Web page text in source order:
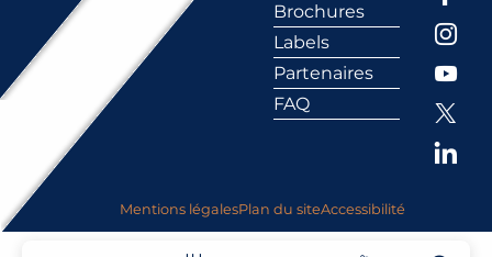
Brochures
Labels
Partenaires
FAQ
Mentions légalesPlan du siteAccessibilité